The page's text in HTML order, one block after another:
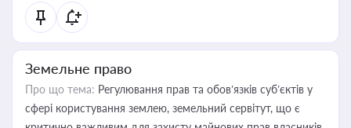
Земельне право
Про що тема: Регулювання прав та обов’язків суб’єктів у
сфері користування землею, земельний сервітут, що є